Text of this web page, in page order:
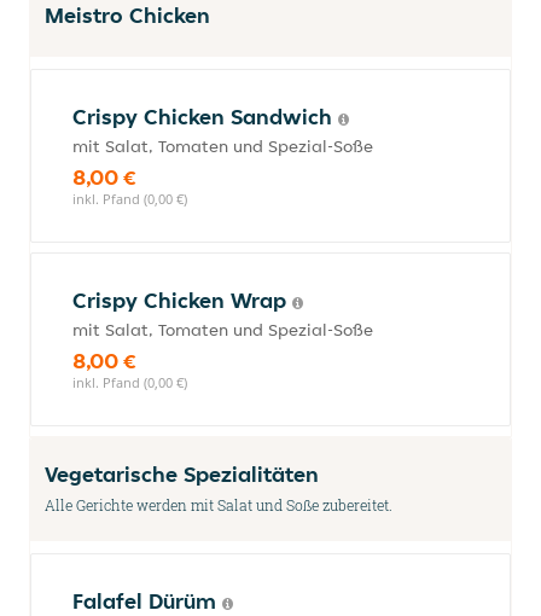
Meistro Chicken
Crispy Chicken Sandwich
mit Salat, Tomaten und Spezial-Soße
8,00 €
inkl. Pfand (0,00 €)
Crispy Chicken Wrap
mit Salat, Tomaten und Spezial-Soße
8,00 €
inkl. Pfand (0,00 €)
Vegetarische Spezialitäten
Alle Gerichte werden mit Salat und Soße zubereitet.
Falafel Dürüm